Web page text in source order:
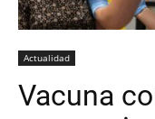
Actualidad
Vacuna